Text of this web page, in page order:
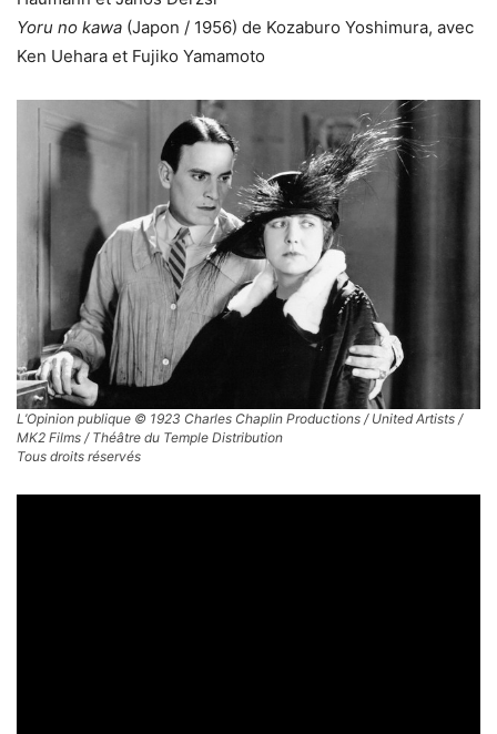
Yoru no kawa (Japon / 1956) de Kozaburo Yoshimura, avec
Ken Uehara et Fujiko Yamamoto
L’Opinion publique © 1923 Charles Chaplin Productions / United Artists /
MK2 Films / Théâtre du Temple Distribution
Tous droits réservés